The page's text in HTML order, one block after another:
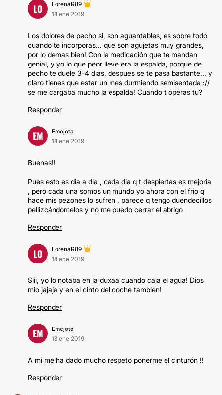
LO
LorenaR89
18 ene 2019
Los dolores de pecho si, son aguantables, es sobre todo
cuando te incorporas... que son agujetas muy grandes,
por lo demas bien! Con la medicación que te mandan
genial, y yo lo que peor lleve era la espalda, porque de
pecho te duele 3-4 dias, despues se te pasa bastante... y
claro tienes que estar un mes durmiendo semisentada ://
se me cargaba mucho la espalda! Cuando t operas tu?
Responder
EM
Emejota
18 ene 2019
Buenas!!
Pues esto es dia a dia , cada dia q t despiertas es mejoria
, pero cada una somos un mundo yo ahora con el frio q
hace mis pezones lo sufren , parece q tengo duendecillos
pellizcándomelos y no me puedo cerrar el abrigo
Responder
LO
LorenaR89
18 ene 2019
Siii, yo lo notaba en la duxaa cuando caia el agua! Dios
mio jajaja y en el cinto del coche también!
Responder
EM
Emejota
18 ene 2019
A mi me ha dado mucho respeto ponerme el cinturón !!
Responder